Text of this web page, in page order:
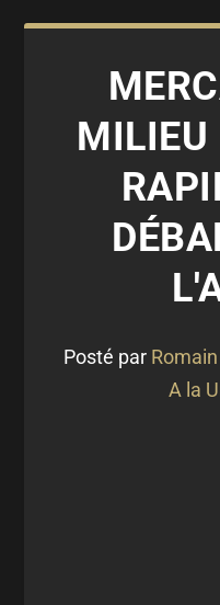
MILIEU
Posté par
A la